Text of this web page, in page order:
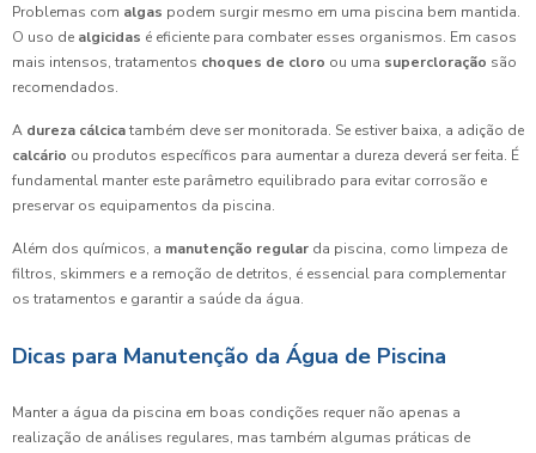
Problemas com algas podem surgir mesmo em uma piscina bem mantida.
O uso de algicidas é eficiente para combater esses organismos. Em casos
mais intensos, tratamentos choques de cloro ou uma supercloração são
recomendados.
A dureza cálcicatambém deve ser monitorada. Se estiver baixa, a adição de
calcário ou produtos específicos para aumentar a dureza deverá ser feita. É
fundamental manter este parâmetro equilibrado para evitar corrosão e
preservar os equipamentos da piscina.
Além dos químicos, a manutenção regular da piscina, como limpeza de
filtros, skimmers e a remoção de detritos, é essencial para complementar
os tratamentos e garantir a saúde da água.
Dicas para Manutenção da Água de Piscina
Manter a água da piscina em boas condições requer não apenas a
realização de análises regulares, mas também algumas práticas de